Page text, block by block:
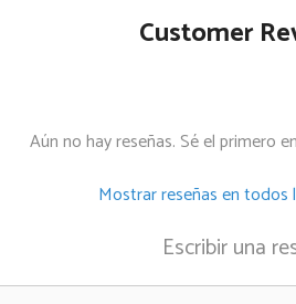
Customer
Aún no hay reseñas. Sé el primero
Mostrar reseñas en todos
Escribir una